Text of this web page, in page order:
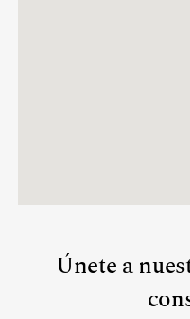
Únete a